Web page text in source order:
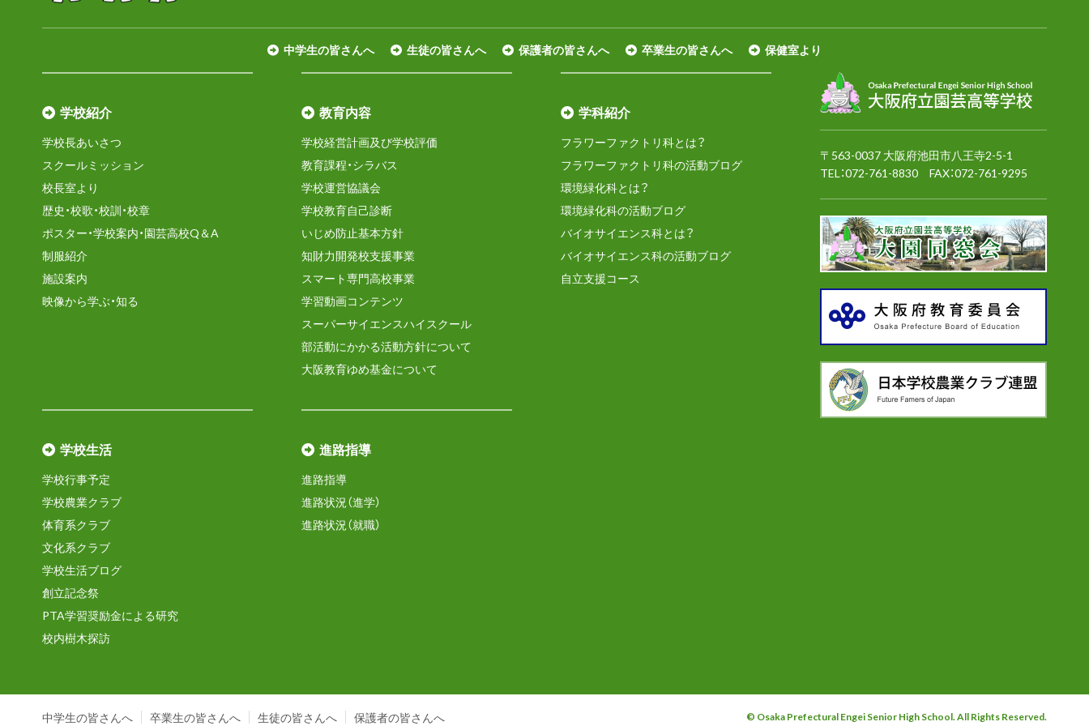
中学生の皆さんへ 生徒の皆さんへ 保護者の皆さんへ 卒業生の皆さんへ 保健室より
学校紹介
学校長あいさつ
スクールミッション
校長室より
歴史・校歌・校訓・校章
ポスター・学校案内・園芸高校Q＆A
制服紹介
施設案内
映像から学ぶ・知る
教育内容
学校経営計画及び学校評価
教育課程・シラバス
学校運営協議会
学校教育自己診断
いじめ防止基本方針
知財力開発校支援事業
スマート専門高校事業
学習動画コンテンツ
スーパーサイエンスハイスクール
部活動にかかる活動方針について
大阪教育ゆめ基金について
学科紹介
フラワーファクトリ科とは？
フラワーファクトリ科の活動ブログ
環境緑化科とは？
環境緑化科の活動ブログ
バイオサイエンス科とは？
バイオサイエンス科の活動ブログ
自立支援コース
学校生活
学校行事予定
学校農業クラブ
体育系クラブ
文化系クラブ
学校生活ブログ
創立記念祭
PTA学習奨励金による研究
校内樹木探訪
進路指導
進路指導
進路状況（進学）
進路状況（就職）
〒563-0037 大阪府池田市八王寺2-5-1
TEL：072-761-8830 FAX：072-761-9295
中学生の皆さんへ 卒業生の皆さんへ 生徒の皆さんへ 保護者の皆さんへ
© Osaka Prefectural Engei Senior High School. All Rights Reserved.